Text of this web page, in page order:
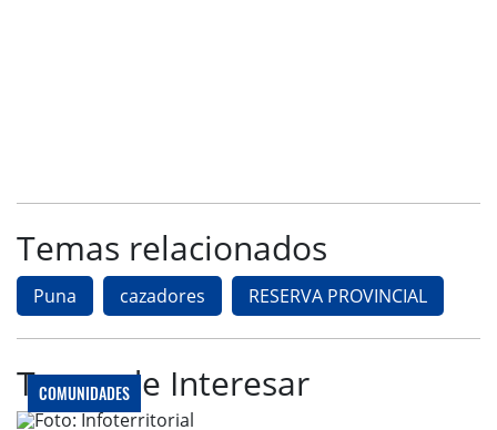
Temas relacionados
Puna cazadores RESERVA PROVINCIAL
Te puede Interesar
COMUNIDADES